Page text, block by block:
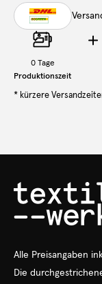
0Tage
Produktionszeit
* kürzere
Alle Preisangaben
Die